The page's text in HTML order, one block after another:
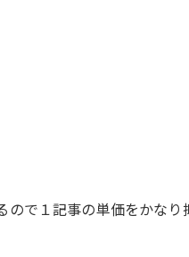
ので１記事の単価をかなり